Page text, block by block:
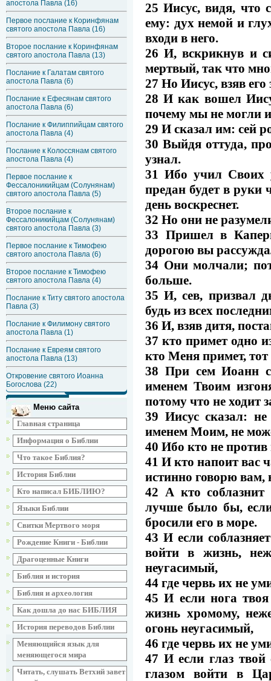
апостола Павла (16)
Первое послание к Коринфянам
святого апостола Павла (16)
Второе послание к Коринфянам
святого апостола Павла (13)
Послание к Галатам святого
апостола Павла (6)
Послание к Ефесянам святого
апостола Павла (6)
Послание к Филиппийцам святого
апостола Павла (4)
Послание к Колоссянам святого
апостола Павла (4)
Первое послание к
Фессалоникийцам (Солунянам)
святого апостола Павла (5)
Второе послание к
Фессалоникийцам (Солунянам)
святого апостола Павла (3)
Первое послание к Тимофею
святого апостола Павла (6)
Второе послание к Тимофею
святого апостола Павла (4)
Послание к Титу святого апостола
Павла (3)
Послание к Филимону святого
апостола Павла (1)
Послание к Евреям святого
апостола Павла (13)
Откровение святого Иоанна
Богослова (22)
Меню сайта
Главная страница
Информация о Библии
Что такое Библия?
История Библии
Кто написал БИБЛИЮ?
Языки Библии
Свитки Мертвого моря
Рождение Книги - Библии
Драгоценные Книги
Библия и история
Библия и археология
Как дошла до нас БИБЛИЯ
История переводов Библии
Меняющийся язык для
меняющегося мира
Читать, слушать Ветхий завет
25 Иисус, видя, что
ему: дух немой и
входи в него.
26 И, вскрикнув и
мертвый, так что
27 Но Иисус, взяв его
28 И как вошел
почему мы не могли
29 И сказал им: сей
30 Выйдя оттуда,
узнал.
31 Ибо учил Своих
предан будет в руки
день воскреснет.
32 Но они не
33 Пришел в
дорогою вы
34 Они молчали;
больше.
35 И, сев, призвал
будь из всех
36 И, взяв дитя,
37 кто примет одно
кто Меня примет,
38 При сем Иоанн
именем Твоим
потому что не ходит
39 Иисус сказал:
именем Моим, не
40 Ибо кто не против
41 И кто напоит вас
истинно говорю вам,
42 А кто
лучше было бы,
бросили его в море.
43 И если
войти в жизнь,
неугасимый,
44 где червь их не
45 И если нога твоя
жизнь хромому,
огонь неугасимый,
46 где червь их не
47 И если глаз твой
глазом войти в